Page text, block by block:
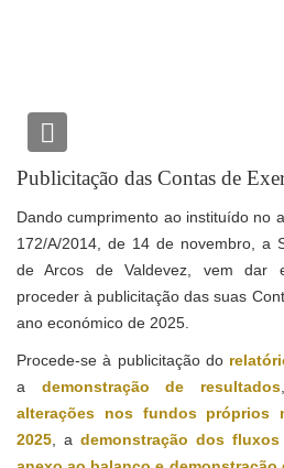
Publicitação das Contas de
Dando cumprimento ao instituído no
172/A/2014, de 14 de novembro, a
de Arcos de Valdevez, vem dar
proceder à publicitação das suas
ano económico de 2025.
Procede-se à publicitação do
a demonstração de resultados
alterações nos fundos próprios
2025 , ademonstração dos